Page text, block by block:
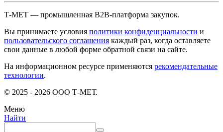
Т-МЕТ — промышленная B2B-платформа закупок.
Вы принимаете условия политики конфиденциальности и
пользовательского соглашения каждый раз, когда оставляете
свои данные в любой форме обратной связи на сайте.
На информационном ресурсе применяются рекомендательные
технологии.
© 2025 - 2026 ООО Т-МЕТ.
Меню
Найти